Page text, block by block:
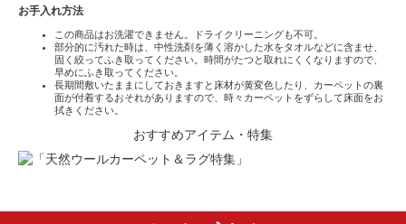
お手入れ方法
この商品はお洗濯できません。ドライクリーニングも不可。
部分的に汚れた時は、中性洗剤を薄く溶かした水をタオルなどに含ませ、
固く絞ってふき取ってください。時間がたつと取れにくくなりますので、
早めにふき取ってください。
長期間敷いたままにしておきますと床材が黄変色したり、カーペットの裏
面が付着するおそれがありますので、時々カーペットをずらして床面をお
拭きください。
おすすめアイテム・特集